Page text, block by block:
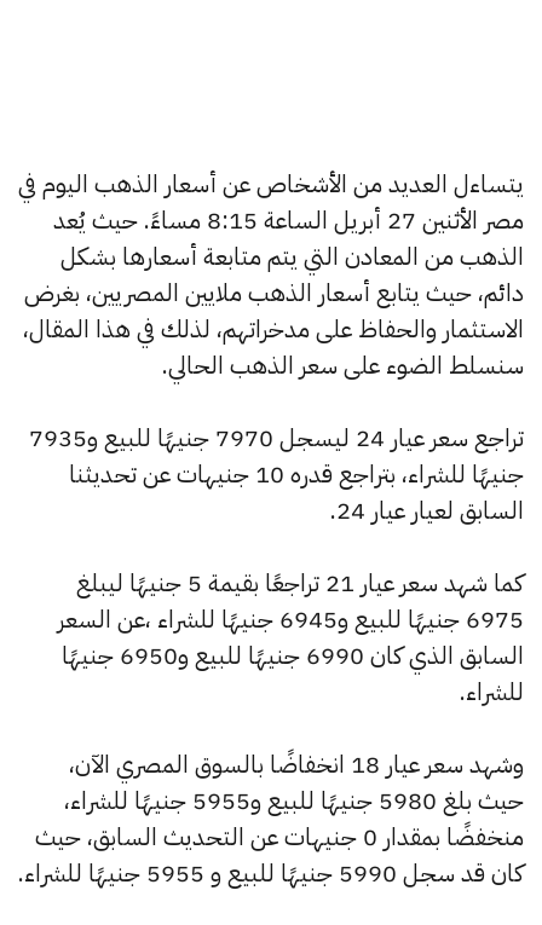
يتساءل العديد من الأشخاص عن أسعار الذهب اليوم في
مصر الأثنين 27 أبريل الساعة 8:15 مساءً. حيث يُعد
الذهب من المعادن التي يتم متابعة أسعارها بشكل
دائم، حيث يتابع أسعار الذهب ملايين المصريين، بغرض
الاستثمار والحفاظ على مدخراتهم، لذلك في هذا المقال،
سنسلط الضوء على سعر الذهب الحالي.
تراجع سعر عيار 24 ليسجل 7970 جنيهًا للبيع و7935
جنيهًا للشراء، بتراجع قدره 10 جنيهات عن تحديثنا
السابق لعيار عيار 24.
كما شهد سعر عيار 21 تراجعًا بقيمة 5 جنيهًا ليبلغ
6975 جنيهًا للبيع و6945 جنيهًا للشراء ،عن السعر
السابق الذي كان 6990 جنيهًا للبيع و6950 جنيهًا
للشراء.
وشهد سعر عيار 18 انخفاضًا بالسوق المصري الآن،
حيث بلغ 5980 جنيهًا للبيع و5955 جنيهًا للشراء،
منخفضًا بمقدار 0 جنيهات عن التحديث السابق، حيث
كان قد سجل 5990 جنيهًا للبيع و 5955 جنيهًا للشراء.